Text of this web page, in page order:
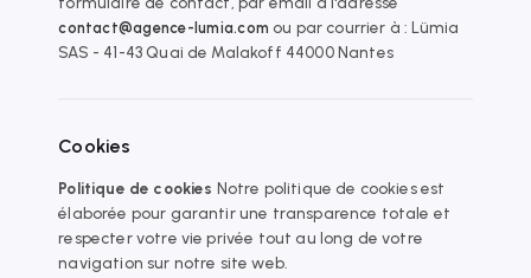
contact@agence-lumia.com ou par courrier à : Lümia
SAS - 41-43 Quai de Malakoff 44000 Nantes
Cookies
Politique de cookies Notre politique de cookies est
élaborée pour garantir une transparence totale et
respecter votre vie privée tout au long de votre
navigation sur notre site web.